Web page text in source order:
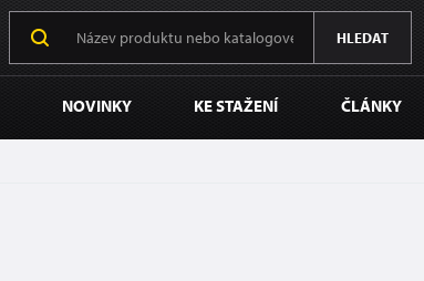
HLEDAT
NOVINKY KE STAŽENÍ ČLÁNKY